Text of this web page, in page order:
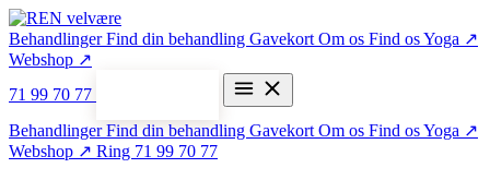
BehandlingerFind din behandling Gavekort Om os Find osYoga ↗
Webshop ↗
71 99 70 77
BehandlingerFind din behandling Gavekort Om os Find osYoga ↗
Webshop ↗ Ring 71 99 70 77